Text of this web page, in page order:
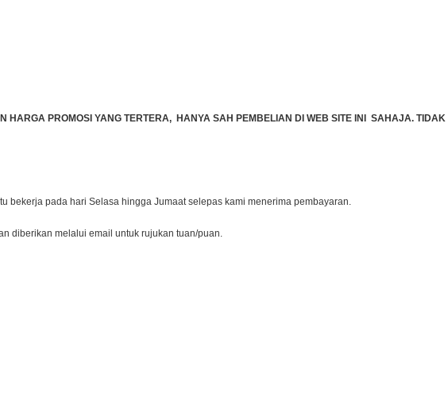
HARGA PROMOSI YANG TERTERA, HANYA SAH PEMBELIAN DI WEB SITE INI SAHAJA.
bekerja pada hari Selasa hingga Jumaat selepas kami menerima pembayaran.
diberikan melalui email untuk rujukan tuan/puan.